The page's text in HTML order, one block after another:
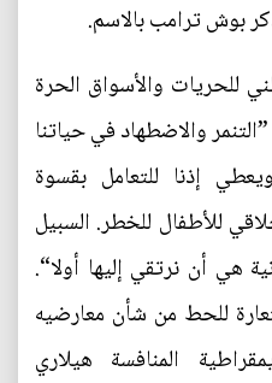
بوش ترامب بالاسم.
للحريات والأسواق الحرة
والاضطهاد في حياتنا
إذنا للتعامل بقسوة
للأطفال للخطر. السبيل
هي أن نرتقي إليها أولا“.
للحط من شأن معارضيه
المنافسة هيلاري